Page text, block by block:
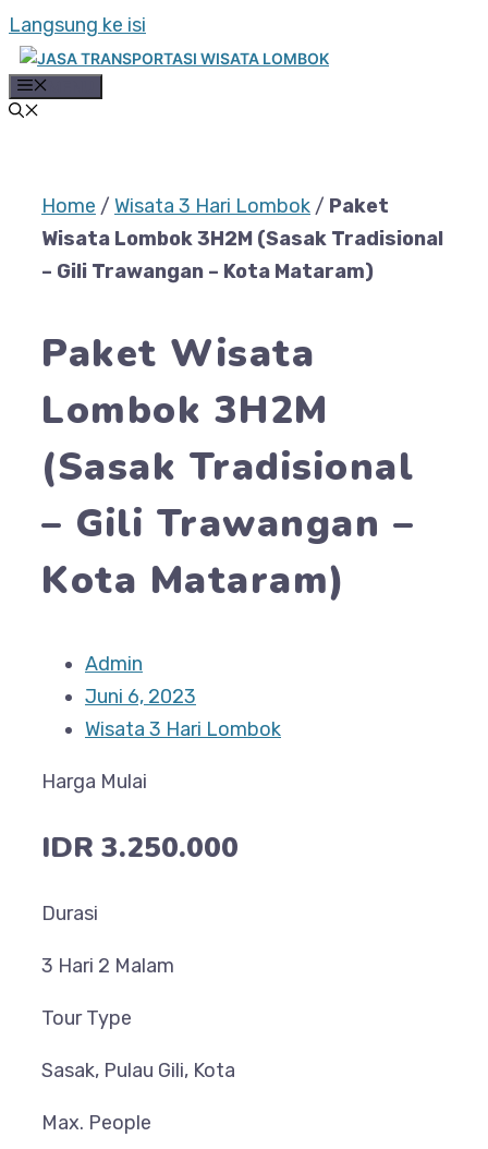
Langsung ke isi
Home / Wisata 3 Hari Lombok / Paket
Wisata Lombok 3H2M (Sasak Tradisional
– Gili Trawangan – Kota Mataram)
Paket Wisata
Lombok 3H2M
(Sasak Tradisional
– Gili Trawangan –
Kota Mataram)
Admin
Juni 6, 2023
Wisata 3 Hari Lombok
Harga Mulai
IDR 3.250.000
Durasi
3 Hari 2 Malam
Tour Type
Sasak, Pulau Gili, Kota
Max. People